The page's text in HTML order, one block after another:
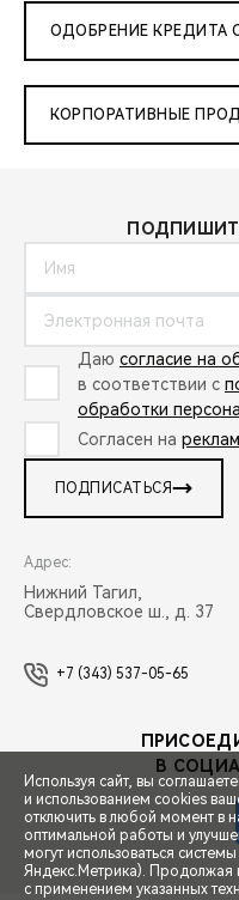
СПЕЦПРЕДЛОЖЕНИЯ
ОДОБРЕНИЕ КРЕДИТА
КОРПОРАТИВНЫЕ
Даю согласие на
в соответствии с
обработки
Согласен на
ПОДПИСАТЬСЯ
Адрес:
Нижний Тагил,
Свердловское ш., д. 37
+7 (343) 537-05-65
В
Используя сайт, вы
и использованием cookies
отключить в любой момент в
оптимальной работы и
могут использоваться
Яндекс.Метрика). Продолжая
с применением указанных